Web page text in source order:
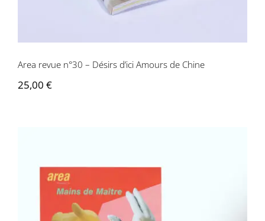
Area revue n°30 – Désirs d’ici Amours de Chine
25,00 €